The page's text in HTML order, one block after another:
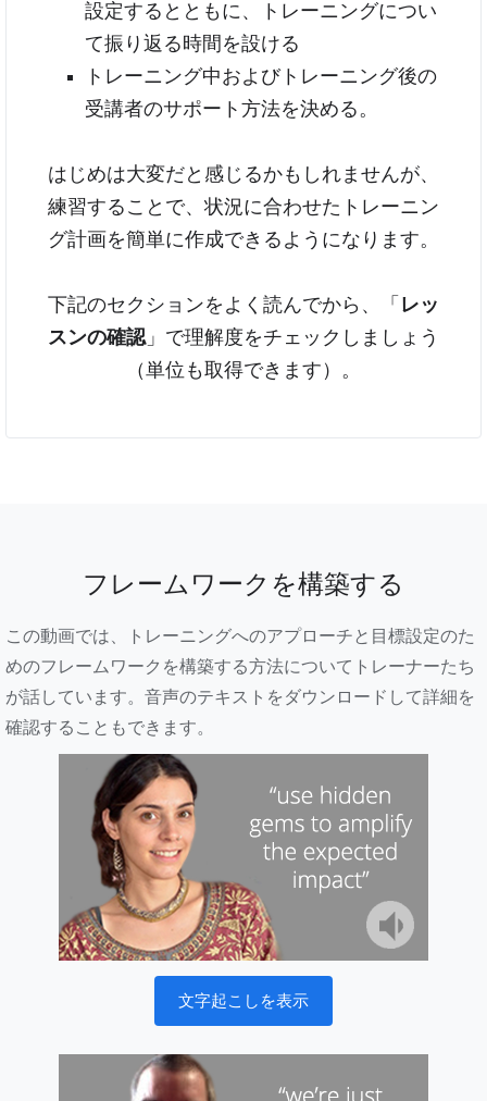
設定するとともに、トレーニングについ
て振り返る時間を設ける
トレーニング中およびトレーニング後の
受講者のサポート方法を決める。
はじめは大変だと感じるかもしれませんが、
練習することで、状況に合わせたトレーニン
グ計画を簡単に作成できるようになります。
下記のセクションをよく読んでから、「 レッ
スンの確認」で理解度をチェックしましょう
（単位も取得できます）。
フレームワークを構築する
この動画では、トレーニングへのアプローチと目標設定のた
めのフレームワークを構築する方法についてトレーナーたち
が話しています。音声のテキストをダウンロードして詳細を
確認することもできます。
文字起こしを表示